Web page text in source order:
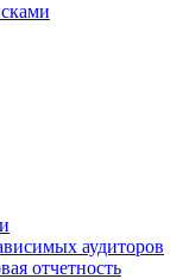
аудиторов
отчетность